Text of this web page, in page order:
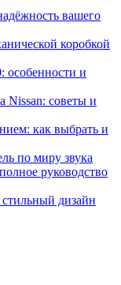
вашего
коробкой
особенности и
Nissan: советы и
как выбрать и
по миру звука
руководство
дизайн